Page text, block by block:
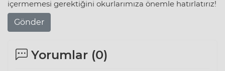
içermemesi gerektiğini okurlarımıza önemle hatırlatırız!
Gönder
Yorumlar (0)